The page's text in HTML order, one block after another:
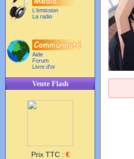
L'émission
La radio
Aide
Forum
Livre d'or
Vente Flash
Prix TTC : €